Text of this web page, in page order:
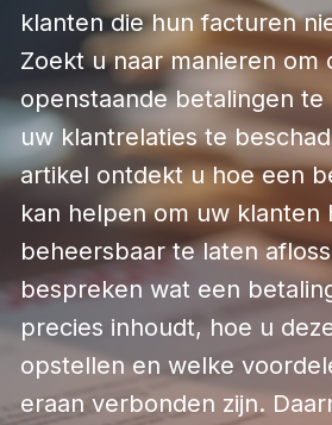
klanten die hun facturen
Zoekt u naar manieren om
openstaande betalingen te
uw klantrelaties te
artikel ontdekt u hoe een
kan helpen om uw klanten
beheersbaar te laten
bespreken wat een
precies inhoudt, hoe u
opstellen en welke
eraan verbonden zijn.